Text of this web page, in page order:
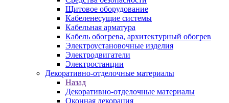
Щитовое оборудование
Кабеленесущие системы
Кабельная арматура
Кабель обогрева, архитектурный обогрев
Электроустановочные изделия
Электродвигатели
Электростанции
Декоративно-отделочные материалы
Назад
Декоративно-отделочные материалы
Оконная декорация